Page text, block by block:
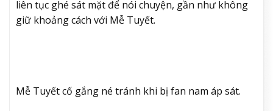
liên tục ghé sát mặt để nói chuyện, gần như không
giữ khoảng cách với Mễ Tuyết.
Mễ Tuyết cố gắng né tránh khi bị fan nam áp sát.